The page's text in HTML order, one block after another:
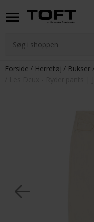
Forside Herretøj Bukser